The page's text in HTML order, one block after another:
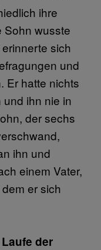
ihre
Sohn wusste
sich
und
Er hatte nichts
und ihn nie in
der sechs
ihn und
einem Vater,
er sich
der